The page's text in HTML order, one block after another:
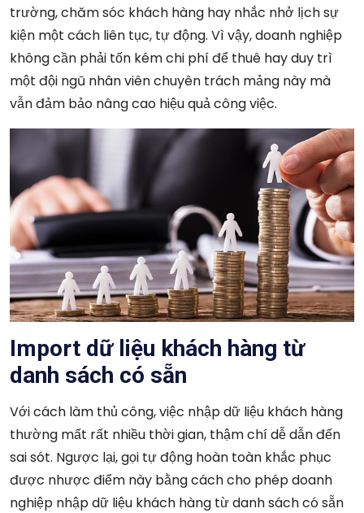
trường, chăm sóc khách hàng hay nhắc nhở lịch sự
kiện một cách liên tục, tự động. Vì vậy, doanh nghiệp
không cần phải tốn kém chi phí để thuê hay duy trì
một đội ngũ nhân viên chuyên trách mảng này mà
vẫn đảm bảo nâng cao hiệu quả công việc.
Import dữ liệu khách hàng từ
danh sách có sẵn
Với cách làm thủ công, việc nhập dữ liệu khách hàng
thường mất rất nhiều thời gian, thậm chí dễ dẫn đến
sai sót. Ngược lại, gọi tự động hoàn toàn khắc phục
được nhược điểm này bằng cách cho phép doanh
nghiệp nhập dữ liệu khách hàng từ danh sách có sẵn